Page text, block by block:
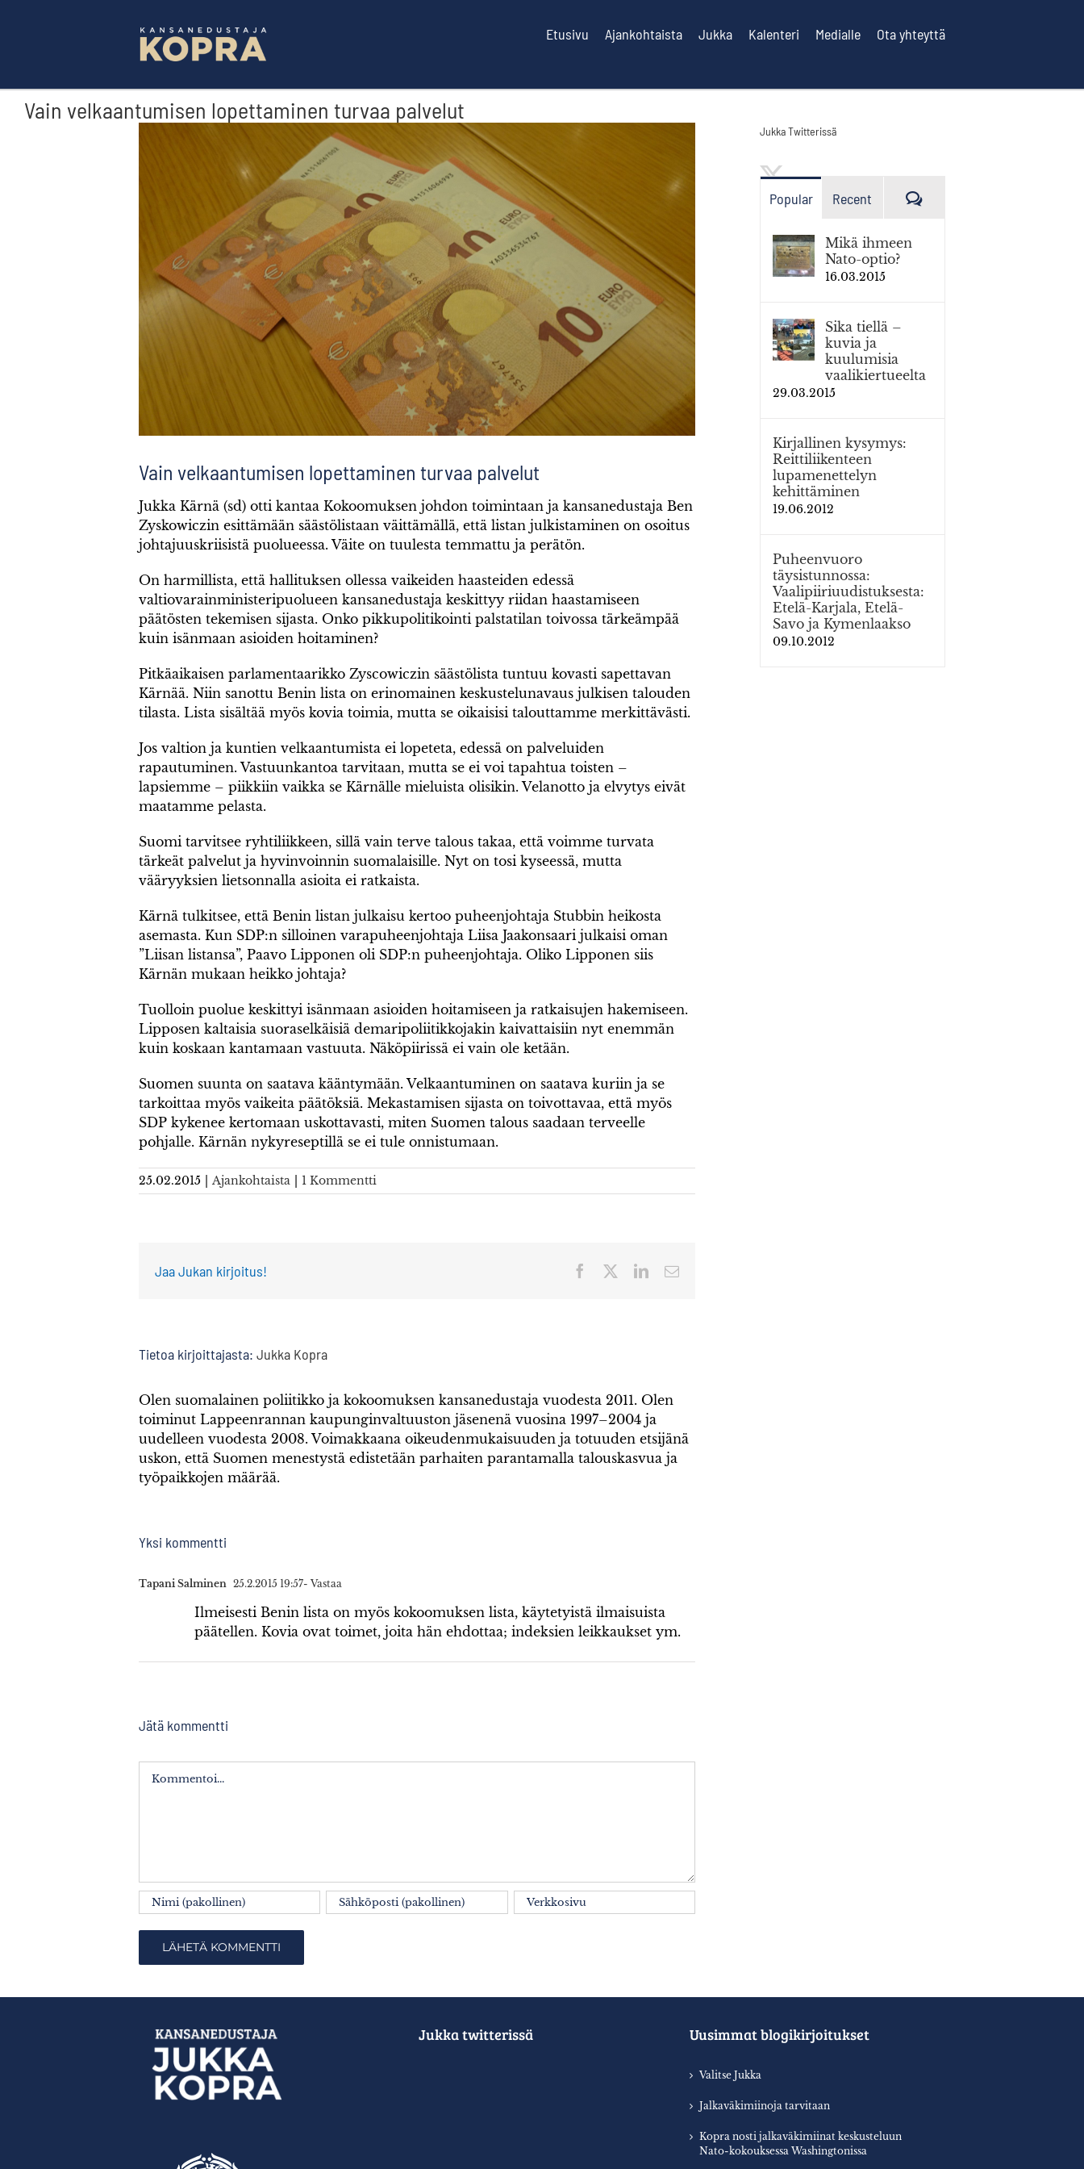
Etusivu Ajankohtaista Jukka Kalenteri Medialle Ota yhteyttä
Vain velkaantumisen lopettaminen turvaa palvelut
Vain velkaantumisen lopettaminen turvaa palvelut
Jukka Kärnä (sd) otti kantaa Kokoomuksen johdon toimintaan ja kansanedustaja Ben
Zyskowiczin esittämään säästölistaan väittämällä, että listan julkistaminen on osoitus
johtajuuskriisistä puolueessa. Väite on tuulesta temmattu ja perätön.
On harmillista, että hallituksen ollessa vaikeiden haasteiden edessä
valtiovarainministeripuolueen kansanedustaja keskittyy riidan haastamiseen
päätösten tekemisen sijasta. Onko pikkupolitikointi palstatilan toivossa tärkeämpää
kuin isänmaan asioiden hoitaminen?
Pitkäaikaisen parlamentaarikko Zyscowiczin säästölista tuntuu kovasti sapettavan
Kärnää. Niin sanottu Benin lista on erinomainen keskustelunavaus julkisen talouden
tilasta. Lista sisältää myös kovia toimia, mutta se oikaisisi talouttamme merkittävästi.
Jos valtion ja kuntien velkaantumista ei lopeteta, edessä on palveluiden
rapautuminen. Vastuunkantoa tarvitaan, mutta se ei voi tapahtua toisten –
lapsiemme – piikkiin vaikka se Kärnälle mieluista olisikin. Velanotto ja elvytys eivät
maatamme pelasta.
Suomi tarvitsee ryhtiliikkeen, sillä vain terve talous takaa, että voimme turvata
tärkeät palvelut ja hyvinvoinnin suomalaisille. Nyt on tosi kyseessä, mutta
vääryyksien lietsonnalla asioita ei ratkaista.
Kärnä tulkitsee, että Benin listan julkaisu kertoo puheenjohtaja Stubbin heikosta
asemasta. Kun SDP:n silloinen varapuheenjohtaja Liisa Jaakonsaari julkaisi oman
”Liisan listansa”, Paavo Lipponen oli SDP:n puheenjohtaja. Oliko Lipponen siis
Kärnän mukaan heikko johtaja?
Tuolloin puolue keskittyi isänmaan asioiden hoitamiseen ja ratkaisujen hakemiseen.
Lipposen kaltaisia suoraselkäisiä demaripoliitikkojakin kaivattaisiin nyt enemmän
kuin koskaan kantamaan vastuuta. Näköpiirissä ei vain ole ketään.
Suomen suunta on saatava kääntymään. Velkaantuminen on saatava kuriin ja se
tarkoittaa myös vaikeita päätöksiä. Mekastamisen sijasta on toivottavaa, että myös
SDP kykenee kertomaan uskottavasti, miten Suomen talous saadaan terveelle
pohjalle. Kärnän nykyreseptillä se ei tule onnistumaan.
25.02.2015 Ajankohtaista 1 Kommentti
Jaa Jukan kirjoitus! Facebook LinkedInSähköposti
Tietoa kirjoittajasta: Jukka Kopra
Olen suomalainen poliitikko ja kokoomuksen kansanedustaja vuodesta 2011. Olen
toiminut Lappeenrannan kaupunginvaltuuston jäsenenä vuosina 1997–2004 ja
uudelleen vuodesta 2008. Voimakkaana oikeudenmukaisuuden ja totuuden etsijänä
uskon, että Suomen menestystä edistetään parhaiten parantamalla talouskasvua ja
työpaikkojen määrää.
Yksi kommentti
Tapani Salminen 25.2.2015 19:57- Vastaa
Ilmeisesti Benin lista on myös kokoomuksen lista, käytetyistä ilmaisuista
päätellen. Kovia ovat toimet, joita hän ehdottaa; indeksien leikkaukset ym.
Jätä kommentti
Kommentti
Jukka Twitterissä
Popular Recent Kommenttia
Mikä ihmeen
Nato-optio?
16.03.2015
Sika tiellä –
kuvia ja
kuulumisia
vaalikiertueelta
29.03.2015
Kirjallinen kysymys:
Reittiliikenteen
lupamenettelyn
kehittäminen
19.06.2012
Puheenvuoro
täysistunnossa:
Vaalipiiriuudistuksesta:
Etelä-Karjala, Etelä-
Savo ja Kymenlaakso
09.10.2012
Jukka twitterissä Uusimmat blogikirjoitukset
Valitse Jukka
Jalkaväkimiinoja tarvitaan
Kopra nosti jalkaväkimiinat keskusteluun
Nato-kokouksessa Washingtonissa